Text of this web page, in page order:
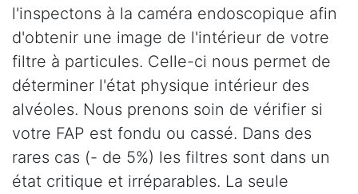
l'inspectons à la caméra endoscopique afin
d'obtenir une image de l'intérieur de votre
filtre à particules. Celle-ci nous permet de
déterminer l'état physique intérieur des
alvéoles. Nous prenons soin de vérifier si
votre FAP est fondu ou cassé. Dans des
rares cas (- de 5%) les filtres sont dans un
état critique et irréparables. La seule